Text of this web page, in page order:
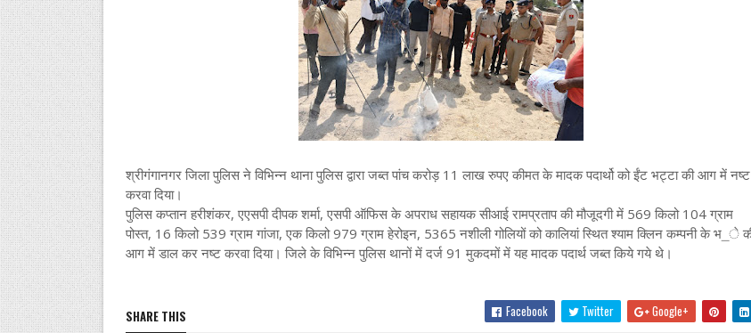
श्रीगंगानगर जिला पुलिस ने विभिन्न थाना पुलिस द्वारा जब्त पांच करोड़ 11 लाख रुपए कीमत के मादक पदार्थो को ईंट भट्टा की आग में नष्ट
करवा दिया।
पुलिस कप्तान हरीशंकर, एएसपी दीपक शर्मा, एसपी ऑफिस के अपराध सहायक सीआई रामप्रताप की मौजूदगी में 569 किलो 104 ग्राम
पोस्त, 16 किलो 539 ग्राम गांजा, एक किलो 979 ग्राम हेरोइन, 5365 नशीली गोलियों को कालियां स्थित श्याम क्लिन कम्पनी के भ_े
आग में डाल कर नष्ट करवा दिया। जिले के विभिन्न पुलिस थानों में दर्ज 91 मुकदमों में यह मादक पदार्थ जब्त किये गये थे।
SHARE THIS Facebook Twitter Google+